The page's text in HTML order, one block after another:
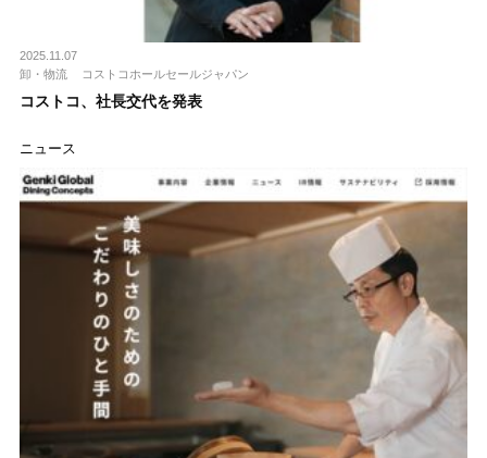
2025.11.07
卸・物流
コストコホールセールジャパン
コストコ、社長交代を発表
ニュース